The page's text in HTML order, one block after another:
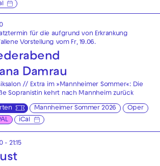
für die aufgrund von Erkrankung
Vorstellung vom Fr, 19.06.
Damrau
// Extra im »Mannheimer Sommer«: Die
Sopranistin kehrt nach Mannheim zurück
Mannheimer Sommer 2026
Oper
iCal
- 21:15